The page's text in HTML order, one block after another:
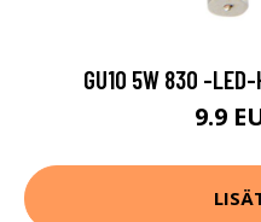
GU10 5W 830 -
9.9